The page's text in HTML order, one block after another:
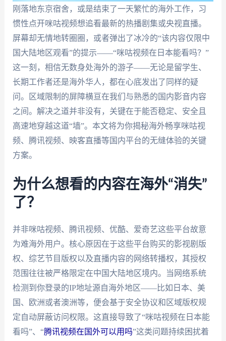
刚落地东京宿舍，或是结束了一天繁忙的海外工作，习
惯性点开咪咕视频想追看最新的热播剧集或央视直播。
屏幕却无情地转圈圈，或者弹出了冰冷的“该内容仅限中
国大陆地区观看”的提示——“咪咕视频在日本能看吗？”
这一刻，相信无数身处海外的游子——无论是留学生、
长期工作者还是海外华人，都在心底发出了同样的疑
问。区域限制的屏障横亘在我们与熟悉的国内影音内容
之间。解决之道并非没有，关键在于能否稳定、安全且
高速地穿越这道“墙”。本文将为你揭秘海外畅享咪咕视
频、腾讯视频、映客直播等国内平台的无缝体验的关键
方案。
为什么想看的内容在海外“消失”
了？
并非咪咕视频、腾讯视频、优酷、爱奇艺这些平台故意
为难海外用户。核心原因在于这些平台购买的影视剧版
权、综艺节目版权以及直播内容的网络转播权，其授权
范围往往被严格限定在中国大陆地区境内。当网络系统
检测到你登录的IP地址源自海外地区——比如日本、美
国、欧洲或者澳洲等，便会基于安全协议和区域版权规
定自动屏蔽访问权限。这直接导致了“咪咕视频在日本能
看吗”、“腾讯视频在国外可以用吗”这类问题持续困扰着